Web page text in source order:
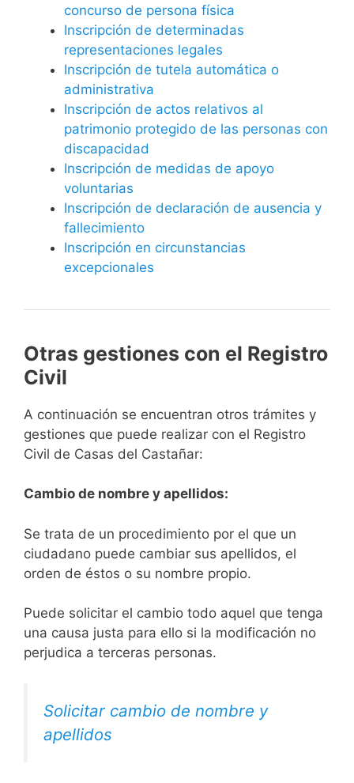
concurso de persona física
Inscripción de determinadas
representaciones legales
Inscripción de tutela automática o
administrativa
Inscripción de actos relativos al
patrimonio protegido de las personas con
discapacidad
Inscripción de medidas de apoyo
voluntarias
Inscripción de declaración de ausencia y
fallecimiento
Inscripción en circunstancias
excepcionales
Otras gestiones con el Registro
Civil
A continuación se encuentran otros trámites y
gestiones que puede realizar con el Registro
Civil de Casas del Castañar:
Cambio de nombre y apellidos:
Se trata de un procedimiento por el que un
ciudadano puede cambiar sus apellidos, el
orden de éstos o su nombre propio.
Puede solicitar el cambio todo aquel que tenga
una causa justa para ello si la modificación no
perjudica a terceras personas.
Solicitar cambio de nombre y
apellidos